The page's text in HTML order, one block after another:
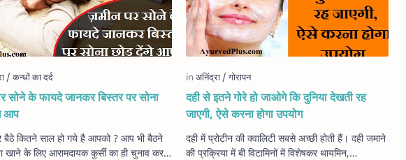
सोने के फायदे जानकर बिस्तर पर सोना
आप
बैठे कितने साल हो गये है आपको ? आप भी बैठने
खाने के लिए आरामदायक कुर्सी का ही चुनाव करते
दही से इतने गोरे हो जाओगे कि दुनिया देखती रह
जाएगी, ऐसे करना होगा उपयोग
दही में प्रोटीन की क्वालिटी सबसे अच्छी होती हैं। दही जमाने
की प्रक्रिया में बी विटामिनों में विशेषकर थायमिन,